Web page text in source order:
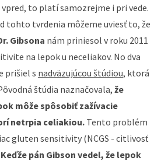
vpred, to platí samozrejme i pri vede.
tohto tvrdenia môžeme uviesť to, že
Gibsona nám priniesol v roku 2011
na lepok u neceliakov. No dva
prišiel s nadväzujúcou štúdiou, ktorá
štúdia naznačovala, že
môže spôsobiť zažívacie
netrpia celiakiou. Tento problém
gluten sensitivity (NCGS - citlivosť
Keďže pán Gibson vedel, že lepok